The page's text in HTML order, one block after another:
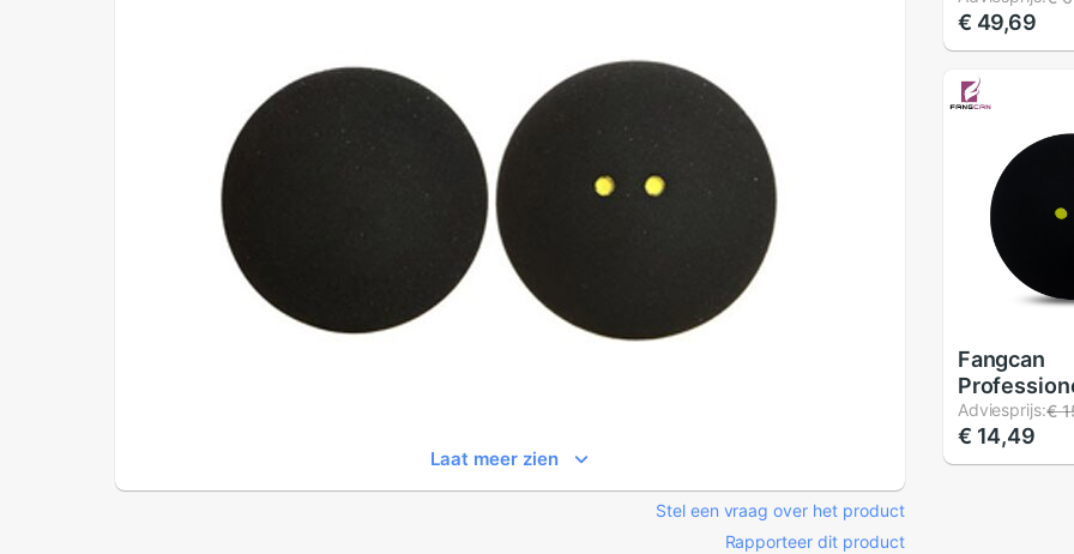
Laat meer zien
Stel een vraag over het product
Rapporteer dit product
Snelheden
€ 49,69
Fangcan
Geel Dot
Twee Gele
Lage
Adviesprijs:€
€ 14,49